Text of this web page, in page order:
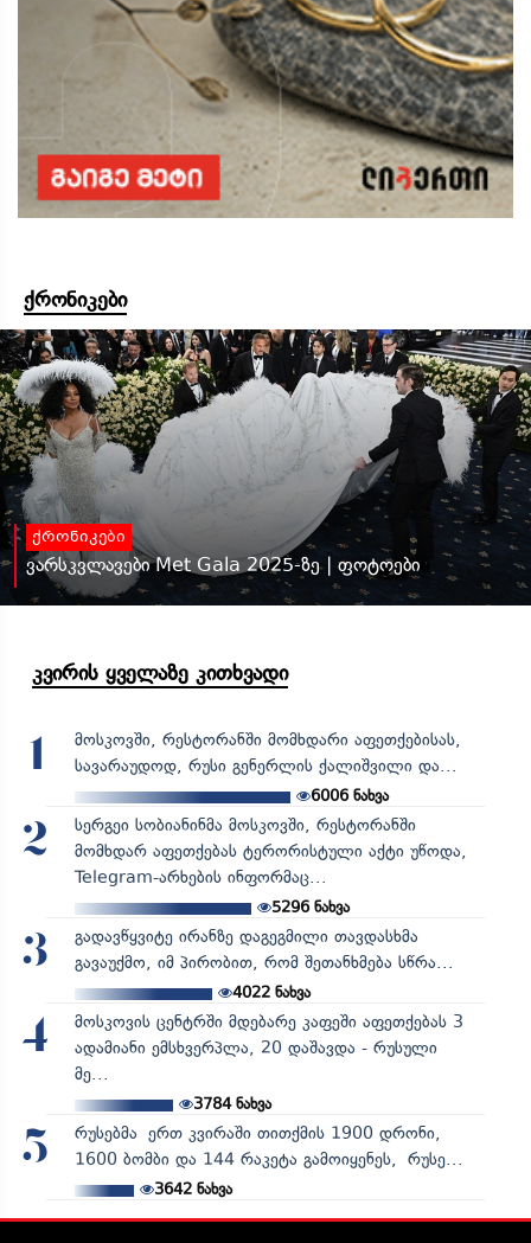
ქრონიკები
ქრონიკები
ვარსკვლავები Met Gala 2025-ზე | ფოტოები
კვირის ყველაზე კითხვადი
1
მოსკოვში, რესტორანში მომხდარი აფეთქებისას,
სავარაუდოდ, რუსი გენერლის ქალიშვილი და...
6006ნახვა
2
სერგეი სობიანინმა მოსკოვში, რესტორანში
მომხდარ აფეთქებას ტერორისტული აქტი უწოდა,
Telegram-არხების ინფორმაც...
5296ნახვა
3
გადავწყვიტე ირანზე დაგეგმილი თავდასხმა
გავაუქმო, იმ პირობით, რომ შეთანხმება სწრა...
4022ნახვა
4
მოსკოვის ცენტრში მდებარე კაფეში აფეთქებას 3
ადამიანი ემსხვერპლა, 20 დაშავდა - რუსული
მე...
3784ნახვა
5
რუსებმა ერთ კვირაში თითქმის 1900 დრონი,
1600 ბომბი და 144 რაკეტა გამოიყენეს, რუსე...
3642ნახვა